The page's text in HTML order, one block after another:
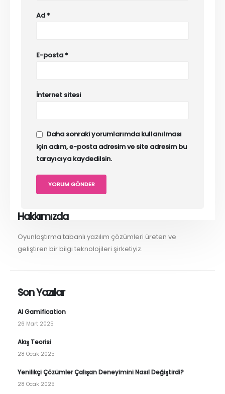
Ad *
E-posta *
İnternet sitesi
Daha sonraki yorumlarımda kullanılması
için adım, e-posta adresim ve site adresim bu
tarayıcıya kaydedilsin.
Hakkımızda
Oyunlaştırma tabanlı yazılım çözümleri üreten ve
geliştiren bir bilgi teknolojileri şirketiyiz.
Son Yazılar
AI Gamification
26 Mart 2025
Akış Teorisi
28 Ocak 2025
Yenilikçi Çözümler Çalışan Deneyimini Nasıl Değiştirdi?
28 Ocak 2025